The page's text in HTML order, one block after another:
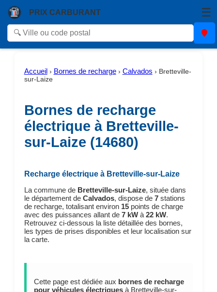
PRIX CARBURANT ☰
Accueil › Bornes de recharge› Calvados › Bretteville-
sur-Laize
Bornes de recharge
électrique à Bretteville-
sur-Laize (14680)
Recharge électrique à Bretteville-sur-Laize
La commune de Bretteville-sur-Laize, située dans
le département de Calvados, dispose de 7stations
de recharge, totalisant environ 15points de charge
avec des puissances allant de 7 kWà 22 kW.
Retrouvez ci-dessous la liste détaillée des bornes,
les types de prises disponibles et leur localisation sur
la carte.
Cette page est dédiée aux bornes de recharge
pour véhicules électriquesà Bretteville-sur-